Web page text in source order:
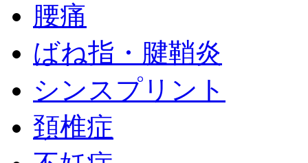
腰痛
ばね指・腱鞘炎
シンスプリント
頚椎症